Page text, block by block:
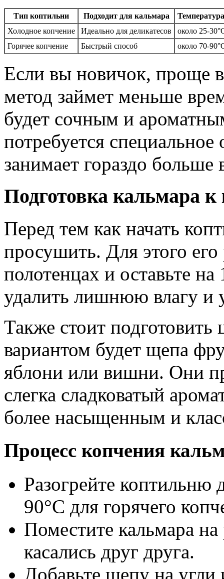
Тип коптильни Подходит для кальмара
Холодное копчение
Идеально для деликатесов
около 25-
Горячее копчение
Быстрый способ около 70-
Если вы новичок, проще
метод займет меньше
будет сочным и
потребуется
занимает гораздо больше
Подготовка кальмара
Перед тем как начать
просушить. Для этого
полотенцах и оставьте
удалить лишнюю влагу и
Также стоит
вариантом будет щепа
яблони или вишни. Они
слегка сладковатый
более насыщенным и
Процесс копчения
Разогрейте
90°C для горячего
Поместите кальмара
касались друг друга.
Добавьте щепу на